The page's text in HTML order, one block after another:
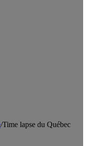
/Time lapse du Québec